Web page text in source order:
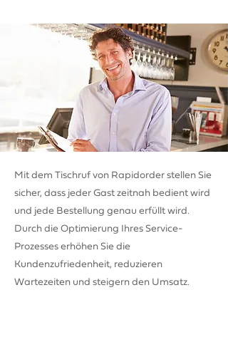
Mit dem Tischruf von Rapidorder stellen Sie
sicher, dass jeder Gast zeitnah bedient wird
und jede Bestellung genau erfüllt wird.
Durch die Optimierung Ihres Service-
Prozesses erhöhen Sie die
Kundenzufriedenheit, reduzieren
Wartezeiten und steigern den Umsatz.